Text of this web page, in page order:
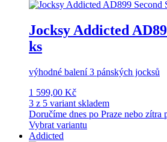
Jocksy Addicted
ks
výhodné balení 3 pánských jocksů
1 599,00 Kč
3 z 5 variant skladem
Doručíme dnes po Praze nebo zítra
Vybrat variantu
Addicted